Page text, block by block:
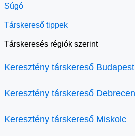
Súgó
Társkereső tippek
Társkeresés régiók szerint
Keresztény társkereső Budapest
Keresztény társkereső Debrecen
Keresztény társkereső Miskolc